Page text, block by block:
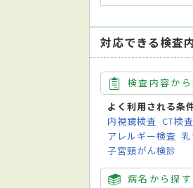
対応できる検査
検査内容から
よく利用される条
内視鏡検査 CT検査
アレルギー検査
子宮頸がん検診
病名から探す